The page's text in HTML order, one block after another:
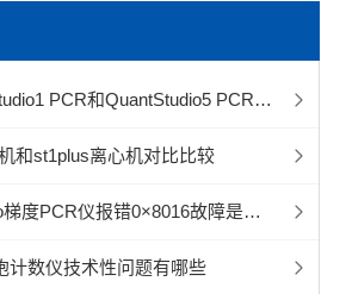
PCR
度计
梯度pcr
PCR和QuantStudio5 PCR区别在哪？
和st1plus离心机对比比较
PCR仪报错0×8016故障是什么？
计数仪技术性问题有哪些